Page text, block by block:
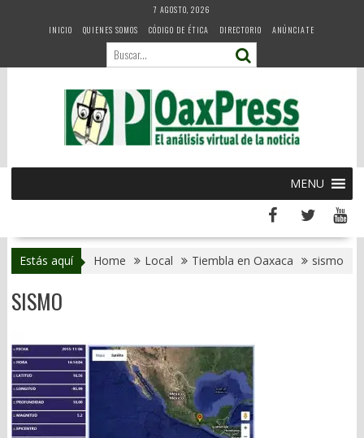
7 AGOSTO, 2026
INICIO
QUIENES SOMOS CÓDIGO DE ÉTICA DIRECTORIO ANÚNCIATE
MENU
Estás aquí Home Local Tiembla en Oaxaca sismo
SISMO